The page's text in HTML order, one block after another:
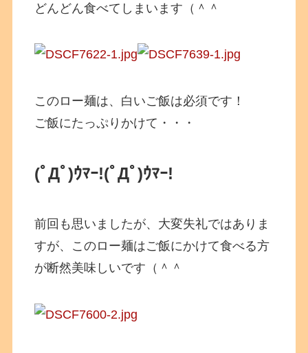
どんどん食べてしまいます（＾＾
このロー麺は、白いご飯は必須です！
ご飯にたっぷりかけて・・・
(ﾟДﾟ)ｳﾏｰ!(ﾟДﾟ)ｳﾏｰ!
前回も思いましたが、大変失礼ではありま
すが、このロー麺はご飯にかけて食べる方
が断然美味しいです（＾＾